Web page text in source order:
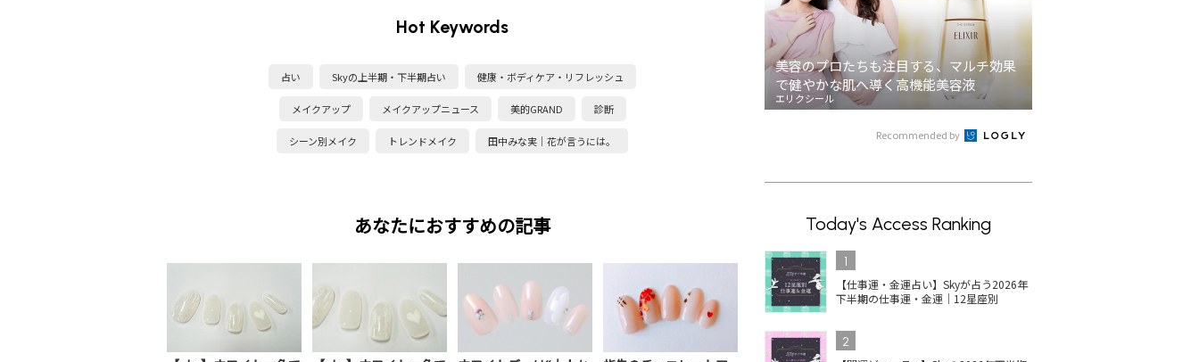
Hot Keywords
占い Skyの上半期・下半期占い 健康・ボディケア・リフレッシュ
メイクアップ メイクアップニュース 美的GRAND 診断
シーン別メイク トレンドメイク 田中みな実｜花が言うには。
あなたにおすすめの記事
美容のプロたちも注目する、マルチ効果
で健やかな肌へ導く高機能美容液
エリクシール
Recommended by
Today's Access Ranking
1
【仕事運・金運占い】Skyが占う2026年
下半期の仕事運・金運｜12星座別
2